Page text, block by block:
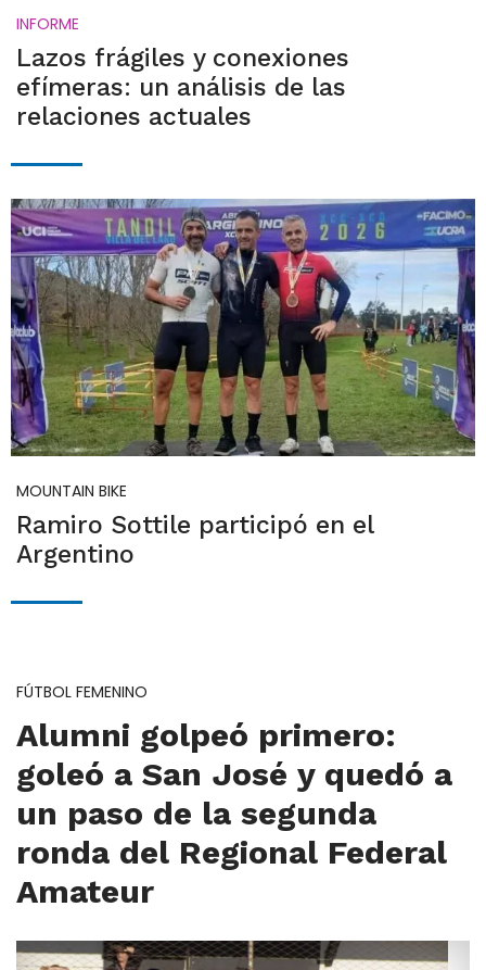
INFORME
Lazos frágiles y conexiones
efímeras: un análisis de las
relaciones actuales
MOUNTAIN BIKE
Ramiro Sottile participó en el
Argentino
FÚTBOL FEMENINO
Alumni golpeó primero:
goleó a San José y quedó a
un paso de la segunda
ronda del Regional Federal
Amateur